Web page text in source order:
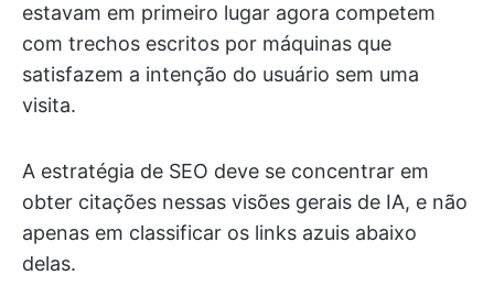
estavam em primeiro lugar agora competem
com trechos escritos por máquinas que
satisfazem a intenção do usuário sem uma
visita.
A estratégia de SEO deve se concentrar em
obter citações nessas visões gerais de IA, e não
apenas em classificar os links azuis abaixo
delas.